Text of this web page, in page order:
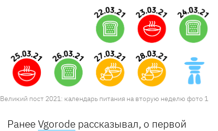
Великий пост 2021: календарь питания на вторую неделю фото 1
РанееVgorode рассказывал, о первой